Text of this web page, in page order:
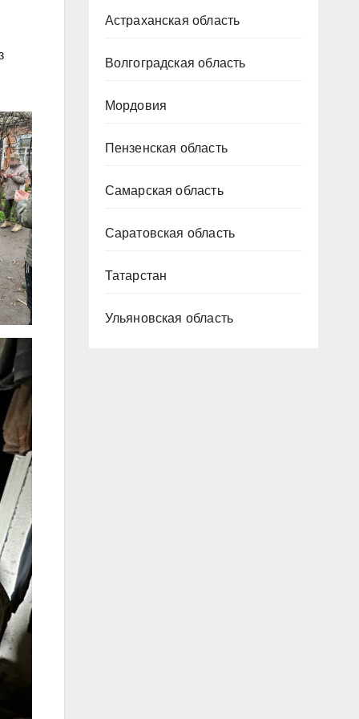
Астраханская область
Волгоградская область
Мордовия
Пензенская область
Самарская область
Саратовская область
Татарстан
Ульяновская область